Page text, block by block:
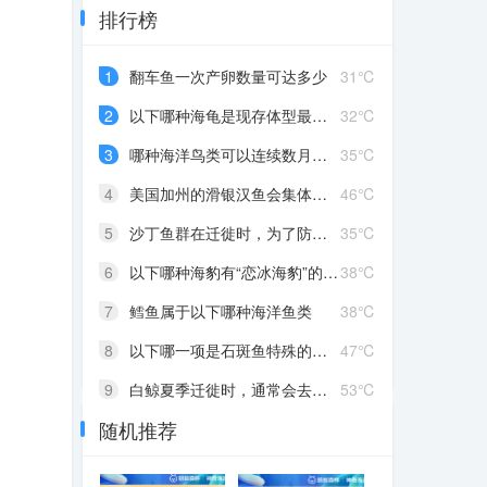
排行榜
31℃
1
翻车鱼一次产卵数量可达多少
32℃
2
以下哪种海龟是现存体型最大的种类
35℃
3
哪种海洋鸟类可以连续数月不落地
46℃
4
美国加州的滑银汉鱼会集体冲上海滩，目的是
35℃
5
沙丁鱼群在迁徙时，为了防御天敌，会聚集成
38℃
6
以下哪种海豹有“恋冰海豹”的别称
38℃
7
鳕鱼属于以下哪种海洋鱼类
47℃
8
以下哪一项是石斑鱼特殊的生理特点
53℃
9
白鲸夏季迁徙时，通常会去以下哪种海域
10 为什么深海里很难看到绿色植物
随机推荐